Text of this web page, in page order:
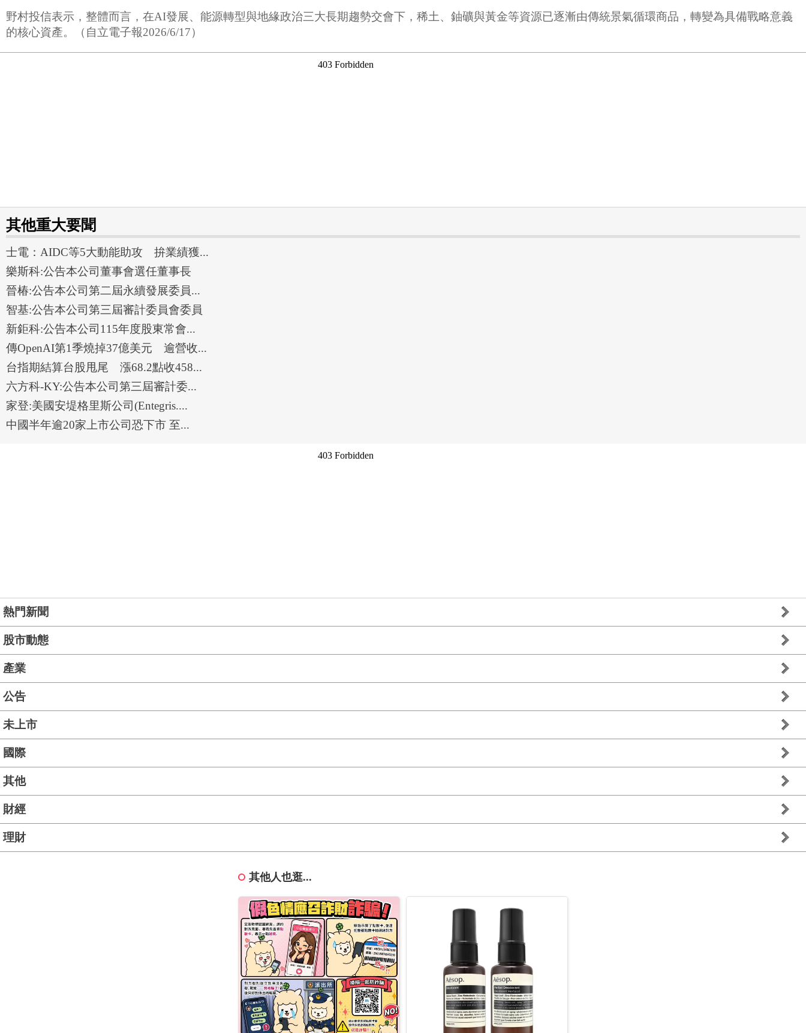
野村投信表示，整體而言，在AI發展、能源轉型與地緣政治三大長期趨勢交會下，稀土、鈾礦與黃金等資源已逐漸由傳統景氣循環商品，轉變為具備戰略意義
的核心資產。（自立電子報2026/6/17）
其他重大要聞
士電：AIDC等5大動能助攻 拚業績獲...
樂斯科:公告本公司董事會選任董事長
晉椿:公告本公司第二屆永續發展委員...
智基:公告本公司第三屆審計委員會委員
新鉅科:公告本公司115年度股東常會...
傳OpenAI第1季燒掉37億美元 逾營收...
台指期結算台股甩尾 漲68.2點收458...
六方科-KY:公告本公司第三屆審計委...
家登:美國安堤格里斯公司(Entegris....
中國半年逾20家上市公司恐下市 至...
熱門新聞
股市動態
產業
公告
未上市
國際
其他
財經
理財
其他人也逛...